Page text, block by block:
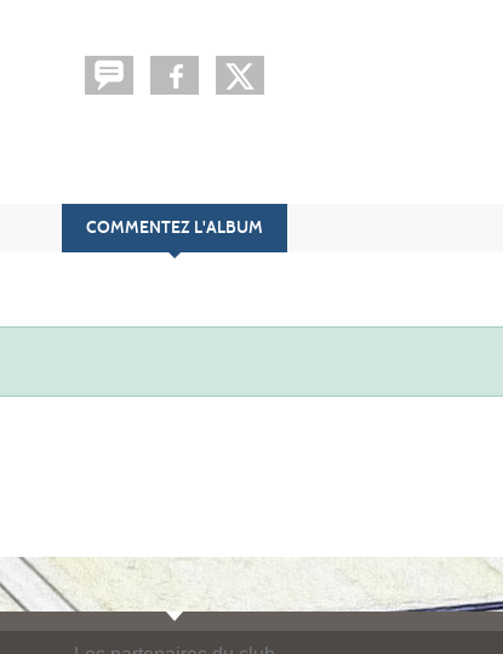
COMMENTEZ L'ALBUM